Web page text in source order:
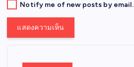
Notify me of new posts by email.